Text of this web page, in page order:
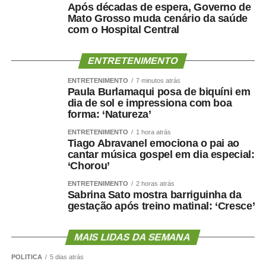
Após décadas de espera, Governo de
Mato Grosso muda cenário da saúde
com o Hospital Central
ENTRETENIMENTO
ENTRETENIMENTO 7 minutos atrás
Paula Burlamaqui posa de biquíni em
dia de sol e impressiona com boa
forma: ‘Natureza’
ENTRETENIMENTO 1 hora atrás
Tiago Abravanel emociona o pai ao
cantar música gospel em dia especial:
‘Chorou’
ENTRETENIMENTO 2 horas atrás
Sabrina Sato mostra barriguinha da
gestação após treino matinal: ‘Cresce’
MAIS LIDAS DA SEMANA
POLÍTICA 5 dias atrás